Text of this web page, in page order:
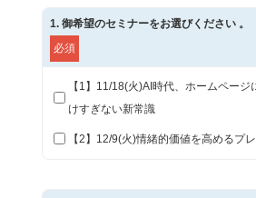
1. 御希望のセミナーをお選びください 。
必須
【1】11/18(火)AI時代、ホームページ
けすぎない新常識
【2】12/9(火)情緒的価値を高めるプ